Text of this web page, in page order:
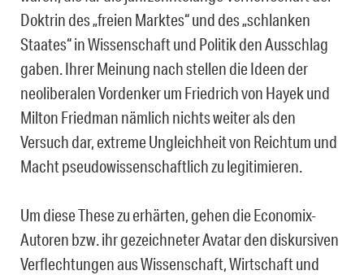
Doktrin des „freien Marktes“ und des „schlanken
Staates“ in Wissenschaft und Politik den Ausschlag
gaben. Ihrer Meinung nach stellen die Ideen der
neoliberalen Vordenker um Friedrich von Hayek und
Milton Friedman nämlich nichts weiter als den
Versuch dar, extreme Ungleichheit von Reichtum und
Macht pseudowissenschaftlich zu legitimieren.
Um diese These zu erhärten, gehen die Economix-
Autoren bzw. ihr gezeichneter Avatar den diskursiven
Verflechtungen aus Wissenschaft, Wirtschaft und